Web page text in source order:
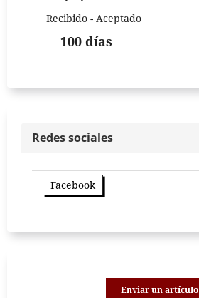
Recibido - Aceptado
100 días
Redes sociales
Facebook
Enviar un artículo